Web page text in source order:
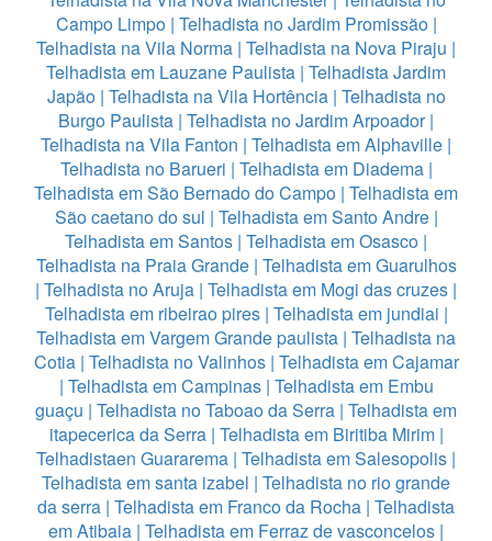
Campo Limpo| Telhadista no Jardim Promissão|
Telhadista na Vila Norma | Telhadista na Nova Piraju |
Telhadista em Lauzane Paulista | Telhadista Jardim
Japão| Telhadista na Vila Hortência| Telhadista no
Burgo Paulista | Telhadista no Jardim Arpoador|
Telhadista na Vila Fanton | Telhadista em Alphaville |
Telhadista no Barueri | Telhadista em Diadema|
Telhadista em São Bernado do Campo | Telhadista em
São caetano do sul | Telhadista em Santo Andre|
Telhadista em Santos | Telhadista em Osasco |
Telhadista na Praia Grande| Telhadista em Guarulhos
| Telhadista no Aruja | Telhadista em Mogi das cruzes |
Telhadista em ribeirao pires| Telhadista em jundiai |
Telhadista em Vargem Grande paulista | Telhadista na
Cotia| Telhadista no Valinhos| Telhadista em Cajamar
| Telhadista em Campinas| Telhadista em Embu
guaçu | Telhadista no Taboao da Serra | Telhadista em
itapecerica da Serra| Telhadista em Biritiba Mirim|
Telhadistaen Guararema | Telhadista em Salesopolis |
Telhadista em santa izabel | Telhadista no rio grande
da serra | Telhadista em Franco da Rocha | Telhadista
em Atibaia | Telhadista em Ferraz de vasconcelos |